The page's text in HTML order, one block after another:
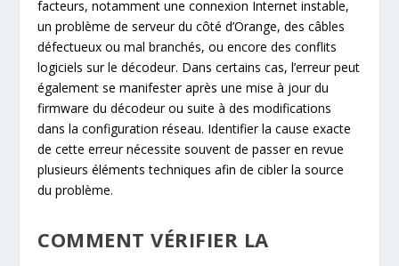
facteurs, notamment une connexion Internet instable,
un problème de serveur du côté d’Orange, des câbles
défectueux ou mal branchés, ou encore des conflits
logiciels sur le décodeur. Dans certains cas, l’erreur peut
également se manifester après une mise à jour du
firmware du décodeur ou suite à des modifications
dans la configuration réseau. Identifier la cause exacte
de cette erreur nécessite souvent de passer en revue
plusieurs éléments techniques afin de cibler la source
du problème.
COMMENT VÉRIFIER LA